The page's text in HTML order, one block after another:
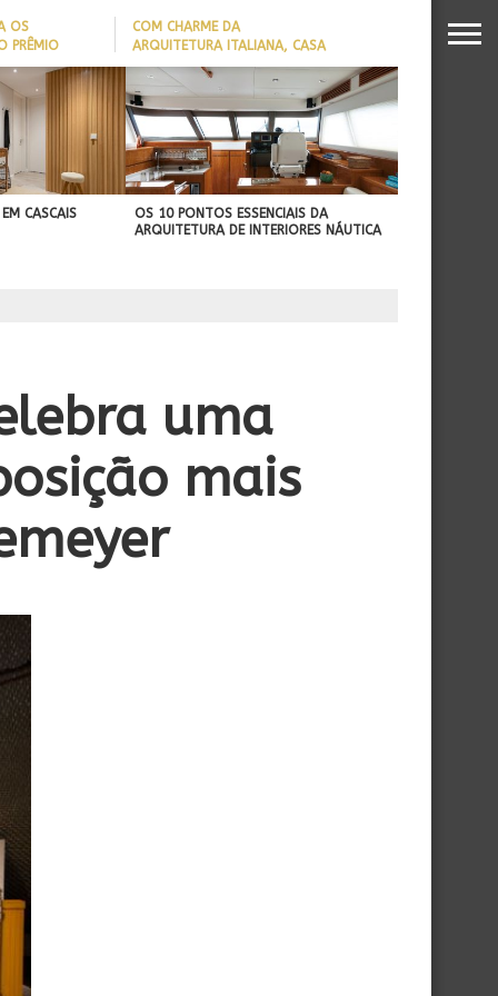
OS
PRÊMIO
DA
COM CHARME DA
ARQUITETURA ITALIANA, CASA
DE VILA COM 120M² GANHA
‘CARTÃO DE VISITAS’ COM
PAREDE DE TIJOLOS
APARENTES; CONFIRA
CASCAIS
OS 10 PONTOS ESSENCIAIS DA
ARQUITETURA DE INTERIORES NÁUTICA
uma
mais